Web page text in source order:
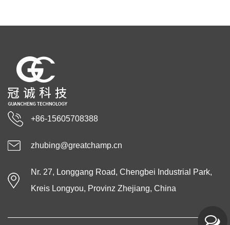
+86-15605708388
zhubing@greatchamp.cn
Nr. 27, Longgang Road, Chengbei Industrial Park,
Kreis Longyou, Provinz Zhejiang, China